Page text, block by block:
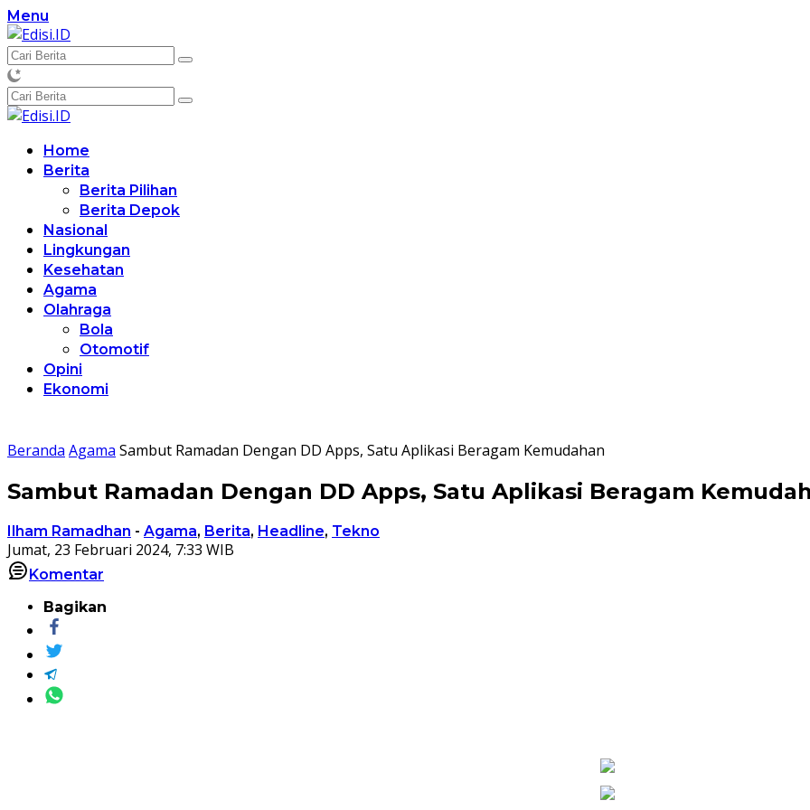
Langsung
ke
konten
Menu
Home
Berita
Berita Pilihan
Berita Depok
Nasional
Lingkungan
Kesehatan
Agama
Olahraga
Bola
Otomotif
Opini
Ekonomi
Beranda Agama Sambut Ramadan Dengan DD Apps, Satu Aplikasi Beragam Kemudahan
Sambut Ramadan Dengan DD Apps, Satu Aplikasi Beragam
Ilham Ramadhan - Agama, Berita, Headline, Tekno
Jumat, 23 Februari 2024, 7:33 WIB
Komentar
Bagikan